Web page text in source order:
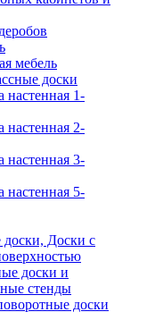
мебель
доски
настенная 1-
настенная 2-
настенная 3-
настенная 5-
Доски с
доски и
стенды
доски